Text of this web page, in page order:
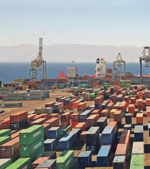
Künye
Yasal Uyarı